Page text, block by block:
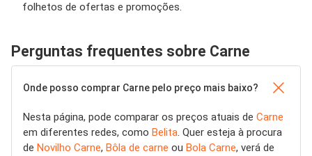
folhetos de ofertas e promoções.
Perguntas frequentes sobre Carne
Onde posso comprar Carne pelo preço mais baixo?
Nesta página, pode comparar os preços atuais de Carne
em diferentes redes, como Belita. Quer esteja à procura
de Novilho Carne, Bôla de carne ou Bola Carne, verá de